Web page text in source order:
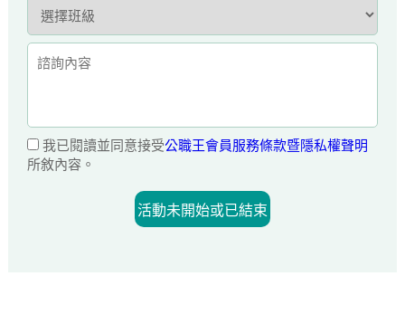
我已閱讀並同意接受公職王會員服務條款暨隱私權聲明
所敘內容。
活動未開始或已結束